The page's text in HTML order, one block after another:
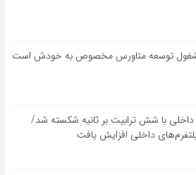
مشغول توسعه متاورس مخصوص به خودش است
داخلی با شش ترابیت بر ثانیه شکسته شد/
داخلی افزایش یافت